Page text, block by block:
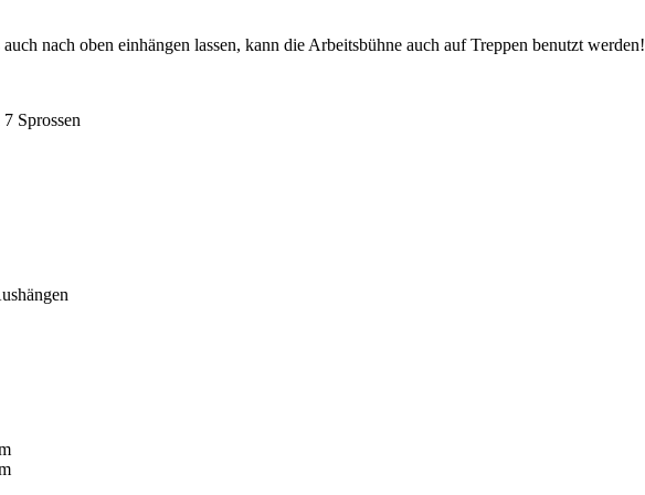
nach oben einhängen lassen, kann die Arbeitsbühne auch auf Treppen benutzt werden!
Sprossen